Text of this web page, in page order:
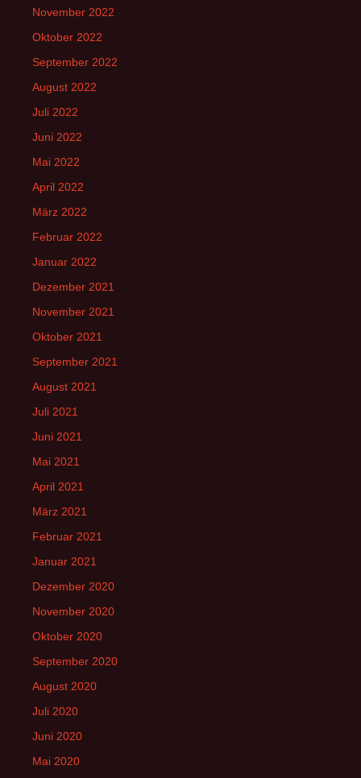
November 2022
Oktober 2022
September 2022
August 2022
Juli 2022
Juni 2022
Mai 2022
April 2022
März 2022
Februar 2022
Januar 2022
Dezember 2021
November 2021
Oktober 2021
September 2021
August 2021
Juli 2021
Juni 2021
Mai 2021
April 2021
März 2021
Februar 2021
Januar 2021
Dezember 2020
November 2020
Oktober 2020
September 2020
August 2020
Juli 2020
Juni 2020
Mai 2020